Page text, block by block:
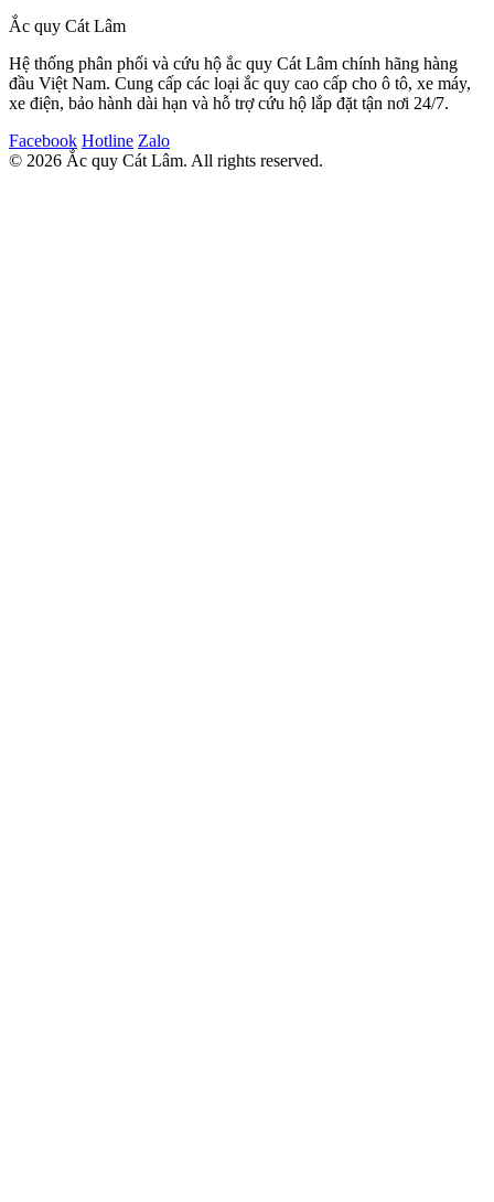
Ắc quy Cát Lâm
Hệ thống phân phối và cứu hộ ắc quy Cát Lâm chính hãng hàng
đầu Việt Nam. Cung cấp các loại ắc quy cao cấp cho ô tô, xe máy,
xe điện, bảo hành dài hạn và hỗ trợ cứu hộ lắp đặt tận nơi 24/7.
Facebook Hotline Zalo
© 2026 Ắc quy Cát Lâm. All rights reserved.